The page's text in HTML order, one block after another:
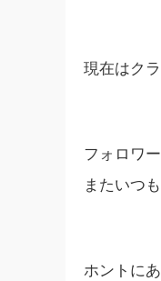
現在はク
フォロワー
またいつ
ホントに